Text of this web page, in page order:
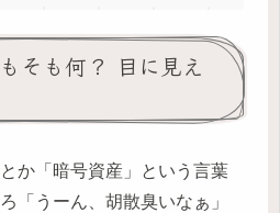
そも何？ 目に見え
か「暗号資産」という言葉
「うーん、胡散臭いなぁ」